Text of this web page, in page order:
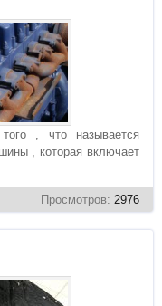
, что называется
, которая включает
Просмотров: 2976